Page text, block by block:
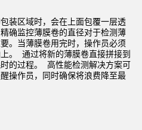
装区域时，会在上面包覆一层透
确监控薄膜卷的直径对于检测薄
。当薄膜卷用完时，操作员必须
。 通过将新的薄膜卷直接拼接到
的过程。 高性能检测解决方案可
操作员，同时确保将浪费降至最